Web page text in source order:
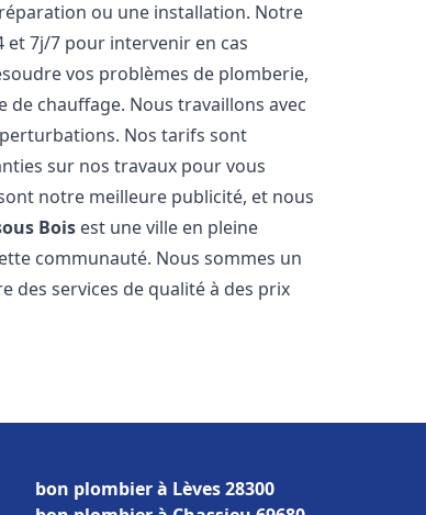
ou une installation. Notre
et 7j/7 pour intervenir en cas
vos problèmes de plomberie,
chauffage. Nous travaillons avec
Nos tarifs sont
sur nos travaux pour vous
notre meilleure publicité, et nous
Bois est une ville en pleine
communauté. Nous sommes un
des services de qualité à des prix
bon plombier à Lèves 28300